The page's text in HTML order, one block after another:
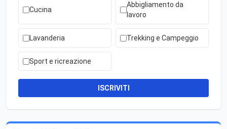
Cucina
Abbigliamento da
lavoro
Lavanderia Trekking e Campeggio
Sport e ricreazione
ISCRIVITI